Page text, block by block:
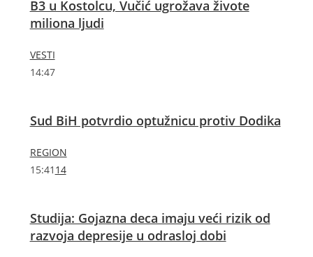
B3 u Kostolcu, Vučić ugrožava živote
miliona ljudi
VESTI
14:47
Sud BiH potvrdio optužnicu protiv Dodika
REGION
15:41 14
Studija: Gojazna deca imaju veći rizik od
razvoja depresije u odrasloj dobi